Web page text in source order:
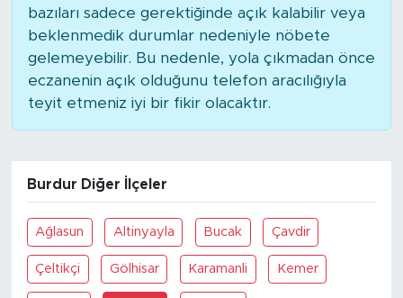
bazıları sadece gerektiğinde açık kalabilir veya
beklenmedik durumlar nedeniyle nöbete
gelemeyebilir. Bu nedenle, yola çıkmadan önce
eczanenin açık olduğunu telefon aracılığıyla
teyit etmeniz iyi bir fikir olacaktır.
Burdur Diğer İlçeler
Ağlasun Altinyayla Bucak Çavdir
Çeltikçi Gölhisar Karamanli Kemer